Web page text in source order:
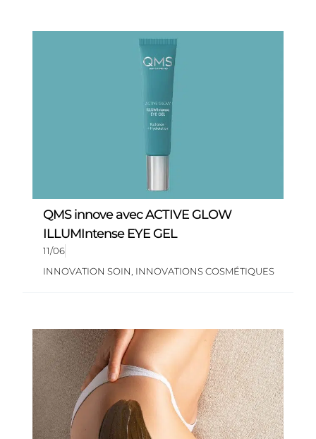
QMS innove avec ACTIVE GLOW
ILLUMIntense EYE GEL
11/06
INNOVATION SOIN INNOVATIONS COSMÉTIQUES